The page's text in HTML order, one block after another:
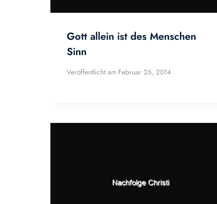
Gott allein ist des Menschen
Sinn
Veröffentlicht am Februar 26, 2014